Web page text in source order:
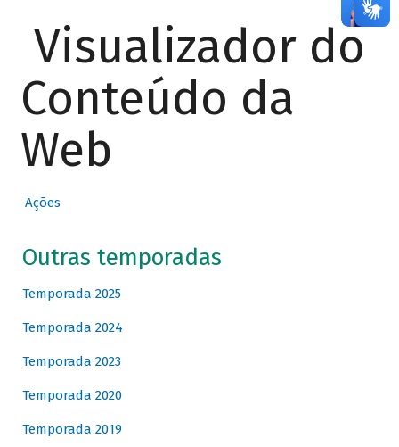
Visualizador do
Conteúdo da
Web
Ações
Outras temporadas
Temporada 2025
Temporada 2024
Temporada 2023
Temporada 2020
Temporada 2019